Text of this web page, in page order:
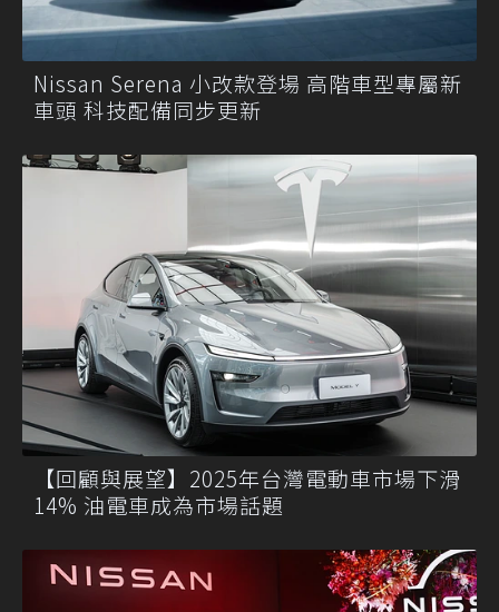
Nissan Serena 小改款登場 高階車型專屬新
車頭 科技配備同步更新
【回顧與展望】2025年台灣電動車市場下滑
14% 油電車成為市場話題